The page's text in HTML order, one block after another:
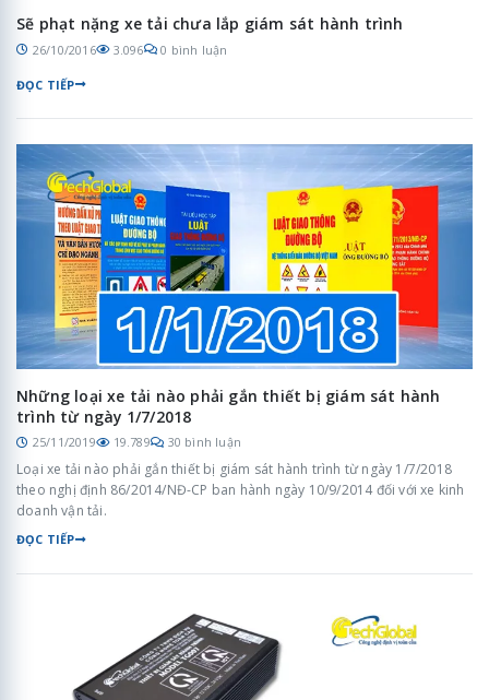
Sẽ phạt nặng xe tải chưa lắp giám sát hành trình
26/10/2016 3.096 0 bình luận
ĐỌC TIẾP
Những loại xe tải nào phải gắn thiết bị giám sát hành
trình từ ngày 1/7/2018
25/11/2019 19.789 30 bình luận
Loại xe tải nào phải gắn thiết bị giám sát hành trình từ ngày 1/7/2018
theo nghị định 86/2014/NĐ-CP ban hành ngày 10/9/2014 đối với xe kinh
doanh vận tải.
ĐỌC TIẾP